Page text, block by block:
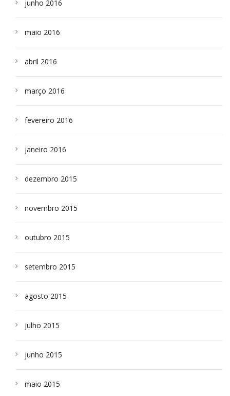
junho 2016
maio 2016
abril 2016
março 2016
fevereiro 2016
janeiro 2016
dezembro 2015
novembro 2015
outubro 2015
setembro 2015
agosto 2015
julho 2015
junho 2015
maio 2015